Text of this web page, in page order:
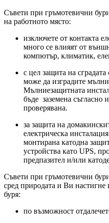
Съвети при гръмотевични
на работното място:
изключете от контакта
много се влияят от
компютър, климатик,
с цел защита на
може да изградите
Мълниезащитната
бъде заземена съгласно
проверявана.
за защита на
електрическа
монтирана катодна
устройства като UPS,
предпазител и/или
Съвети при гръмотевични
сред природата и Ви
буря:
по възможност